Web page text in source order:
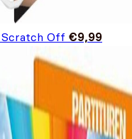
Off €9,99